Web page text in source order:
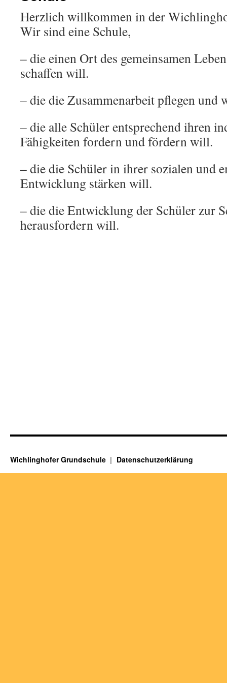
Herzlich willkommen in der
Wir sind eine Schule,
– die einen Ort des gemeinsamen
schaffen will.
– die die Zusammenarbeit pflegen und
– die alle Schüler entsprechend ihren
Fähigkeiten fordern und fördern will.
– die die Schüler in ihrer sozialen und
Entwicklung stärken will.
– die die Entwicklung der Schüler zur
herausfordern will.
Wichlinghofer Grundschule Datenschutzerklärung